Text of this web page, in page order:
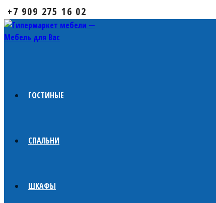
+7 909 275 16 02
ГОСТИНЫЕ
СПАЛЬНИ
ШКАФЫ